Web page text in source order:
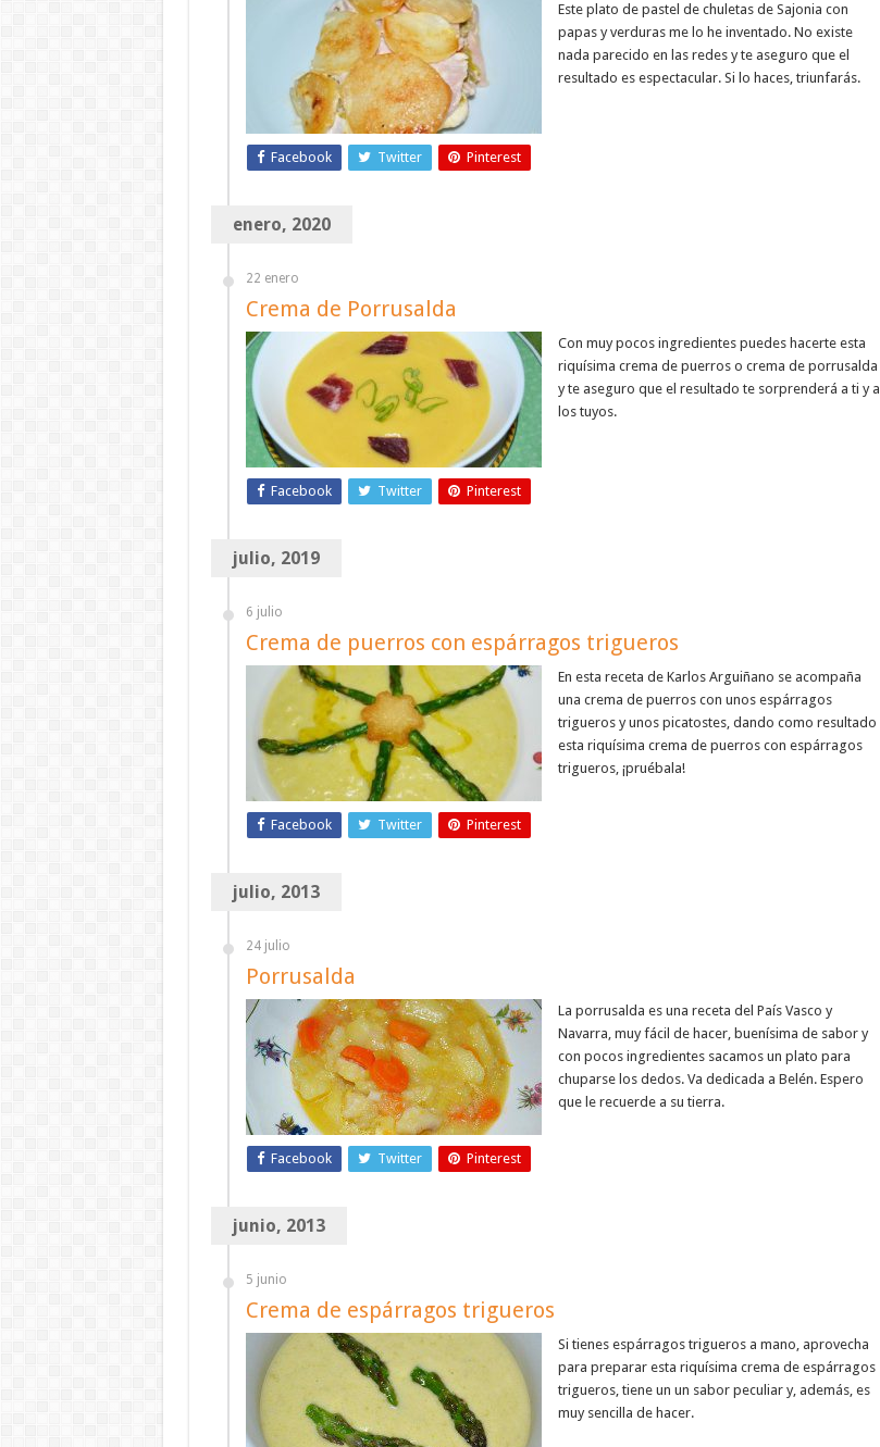
Este plato de pastel de chuletas de Sajonia con
papas y verduras me lo he inventado. No existe
nada parecido en las redes y te aseguro que el
resultado es espectacular. Si lo haces, triunfarás.
Facebook Twitter Pinterest
enero, 2020
22 enero
Crema de Porrusalda
Con muy pocos ingredientes puedes hacerte esta
riquísima crema de puerros o crema de porrusalda
y te aseguro que el resultado te sorprenderá a ti y a
los tuyos.
Facebook Twitter Pinterest
julio, 2019
6 julio
Crema de puerros con espárragos trigueros
En esta receta de Karlos Arguiñano se acompaña
una crema de puerros con unos espárragos
trigueros y unos picatostes, dando como resultado
esta riquísima crema de puerros con espárragos
trigueros, ¡pruébala!
Facebook Twitter Pinterest
julio, 2013
24 julio
Porrusalda
La porrusalda es una receta del País Vasco y
Navarra, muy fácil de hacer, buenísima de sabor y
con pocos ingredientes sacamos un plato para
chuparse los dedos. Va dedicada a Belén. Espero
que le recuerde a su tierra.
Facebook Twitter Pinterest
junio, 2013
5 junio
Crema de espárragos trigueros
Si tienes espárragos trigueros a mano, aprovecha
para preparar esta riquísima crema de espárragos
trigueros, tiene un un sabor peculiar y, además, es
muy sencilla de hacer.